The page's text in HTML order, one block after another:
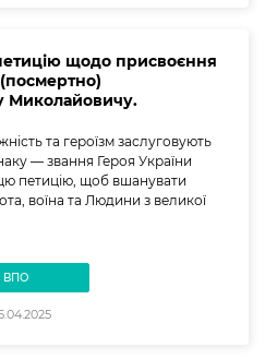
щодо присвоєння
Миколайовичу.
та героїзм заслуговують
— звання Героя України
петицію, щоб вшанувати
воїна та Людини з великої
ВПО